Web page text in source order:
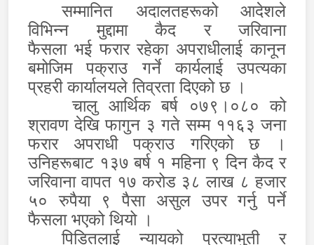
सम्मानित अदालतहरूको आदेशले
विभिन्न मुद्दामा कैद र जरिवाना
फैसला भईफरार रहेका अपराधीलाई कानून
बमोजिम पक्राउ गर्ने कार्यलाई उपत्यका
प्रहरी कार्यालयले तिव्रता दिएको छ ।
चालु आर्थिक बर्ष ०७९।०८० को
श्रावण देखि फागुन ३ गते सम्म ११६३ जना
फरार अपराधी पक्राउ गरिएको छ ।
उनिहरूबाट १३७ बर्ष १ महिना ९ दिन कैद र
जरिवाना वापत १७ करोड ३८ लाख ८ हजार
५० रुपैया ९ पैसा असुल उपर गर्नु पर्ने
फैसला भएको थियो ।
पिडितलाई न्यायको प्रत्याभुती र